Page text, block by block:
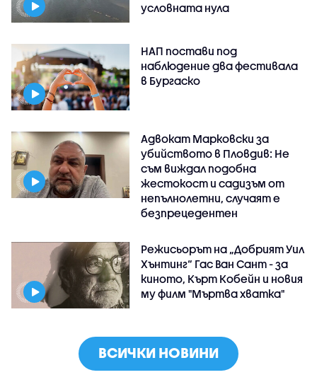
условната нула
НАП постави под
наблюдение два фестивала
в Бургаско
Адвокат Марковски за
убийството в Пловдив: Не
съм виждал подобна
жестокост и садизъм от
непълнолетни, случаят е
безпрецедентен
Режисьорът на „Добрият Уил
Хънтинг“ Гас Ван Сант - за
киното, Кърт Кобейн и новия
му филм "Мъртва хватка"
ВСИЧКИ НОВИНИ